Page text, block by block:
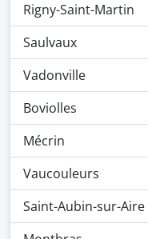
Rigny-Saint-Martin
Saulvaux
Vadonville
Boviolles
Mécrin
Vaucouleurs
Saint-Aubin-sur-Aire